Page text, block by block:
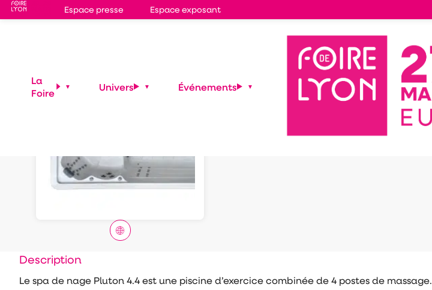
Espace presse
Espace exposant
Pluton 4.4
Description
Le spa de nage Pluton 4.4 est une piscine d’exercice combinée de 4 postes de massage.
La
Foire
Univers Événements